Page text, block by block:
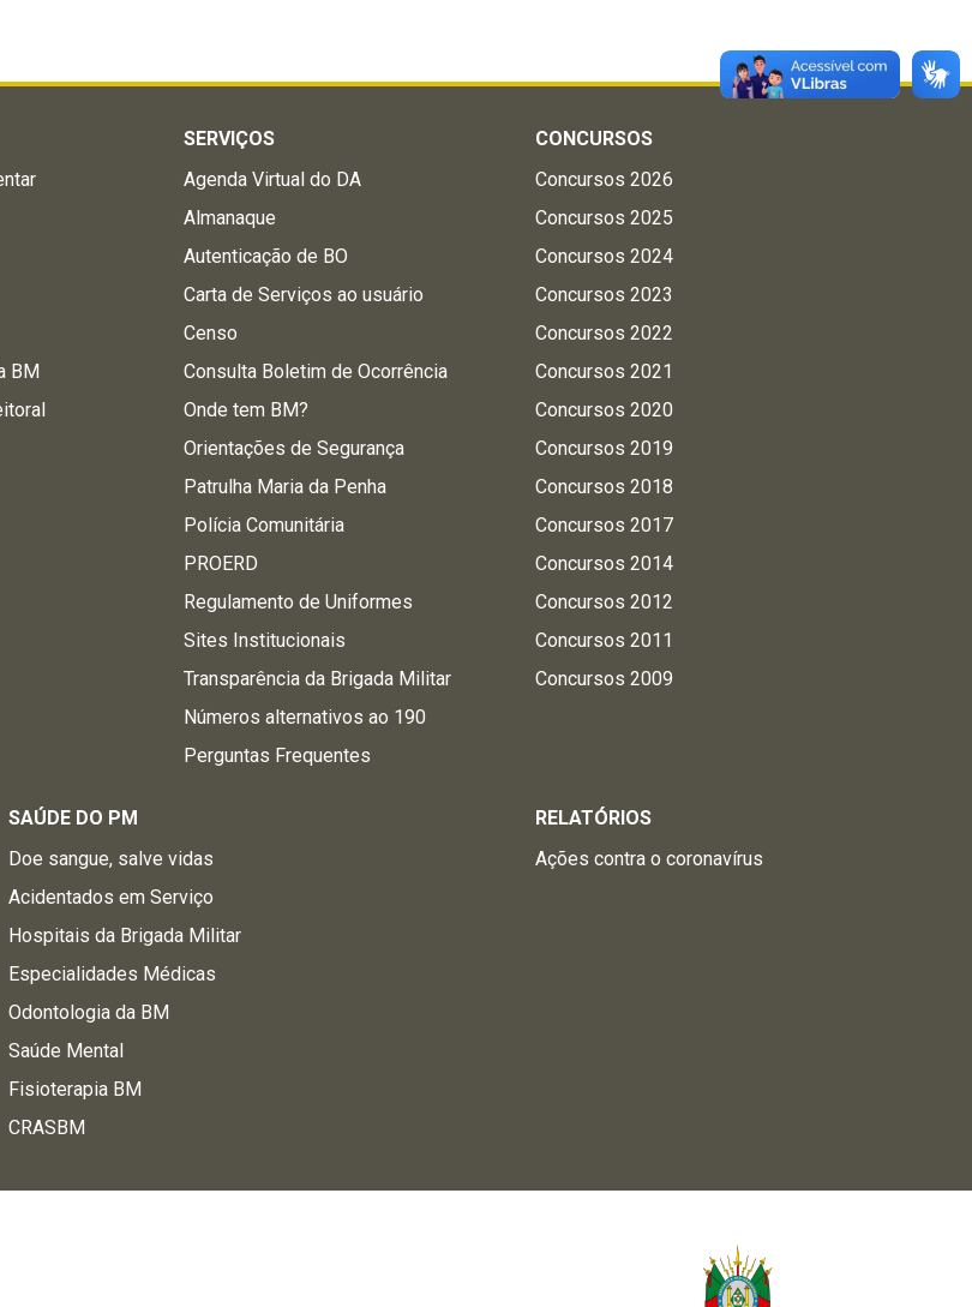
BM
SERVIÇOS
Agenda Virtual do DA
Almanaque
Autenticação de BO
Carta de Serviços ao usuário
Censo
Consulta Boletim de Ocorrência
Onde tem BM?
Orientações de Segurança
Patrulha Maria da Penha
Polícia Comunitária
PROERD
Regulamento de Uniformes
Sites Institucionais
Transparência da Brigada Militar
Números alternativos ao 190
Perguntas Frequentes
CONCURSOS
Concursos 2026
Concursos 2025
Concursos 2024
Concursos 2023
Concursos 2022
Concursos 2021
Concursos 2020
Concursos 2019
Concursos 2018
Concursos 2017
Concursos 2014
Concursos 2012
Concursos 2011
Concursos 2009
SAÚDE DO PM
Doe sangue, salve vidas
Acidentados em Serviço
Hospitais da Brigada Militar
Especialidades Médicas
Odontologia da BM
Saúde Mental
Fisioterapia BM
CRASBM
RELATÓRIOS
Ações contra o coronavírus